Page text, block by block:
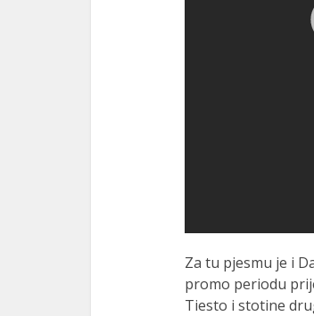
Za tu pjesmu je i
promo periodu
Tiesto i stotine